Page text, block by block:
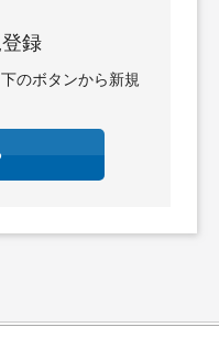
録
のボタンから新規